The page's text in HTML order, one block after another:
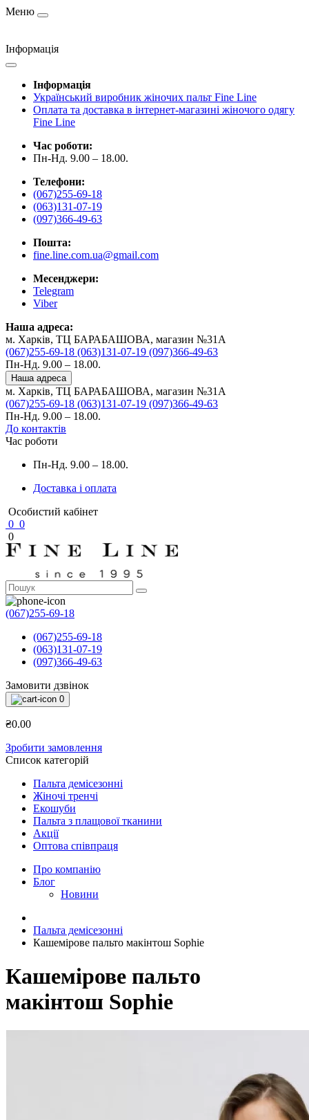
Меню
Інформація
Інформація
Український виробник жіночих пальт Fine Line
Оплата та доставка в інтернет-магазині жіночого одягу
Fine Line
Час роботи:
Пн-Нд. 9.00 – 18.00.
Телефони:
(067)255-69-18
(063)131-07-19
(097)366-49-63
Пошта:
fine.line.com.ua@gmail.com
Месенджери:
Telegram
Viber
Наша адреса:
м. Харків, ТЦ БАРАБАШОВА, магазин №31A
(067)255-69-18 (063)131-07-19 (097)366-49-63
Пн-Нд. 9.00 – 18.00.
Наша адреса
м. Харків, ТЦ БАРАБАШОВА, магазин №31A
(067)255-69-18 (063)131-07-19 (097)366-49-63
Пн-Нд. 9.00 – 18.00.
До контактів
Час роботи
Пн-Нд. 9.00 – 18.00.
Доставка і оплата
Особистий кабінет
0 0
0
(067)255-69-18
(067)255-69-18
(063)131-07-19
(097)366-49-63
Замовити дзвінок
0
₴0.00
Зробити замовлення
Список категорій
Пальта демісезонні
Жіночі тренчі
Екошуби
Пальта з плащової тканини
Акції
Оптова співпраця
Про компанію
Блог
Новини
Пальта демісезонні
Кашемірове пальто макінтош Sophie
Кашемірове пальто
макінтош Sophie